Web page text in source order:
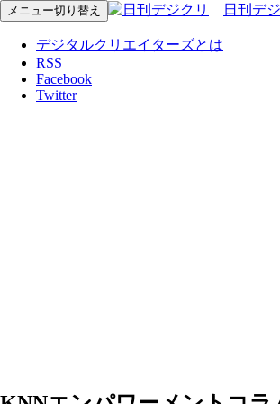
メニュー切り替え 日刊デ
デジタルクリエイターズとは
RSS
Facebook
Twitter